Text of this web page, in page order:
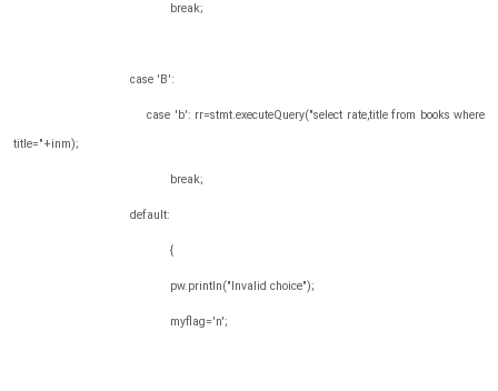
break;
case 'B':
case 'b': rr=stmt.executeQuery("select rate,title from books where
title="+inm);
break;
default:
{
pw.println("Invalid choice");
myflag='n';